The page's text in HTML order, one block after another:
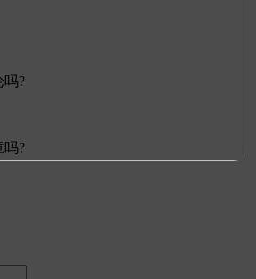
吗?
吗?